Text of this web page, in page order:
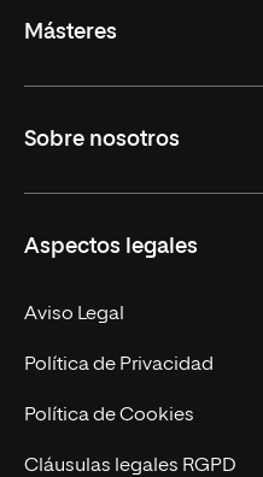
Másteres
Derecho
Empresa
MBA
Marketing y Comunicación
Ingeniería
Diseño
Sobre nosotros
Nuestro Equipo
Contacto
Aspectos legales
Aviso Legal
Política de Privacidad
Política de Cookies
Cláusulas legales RGPD